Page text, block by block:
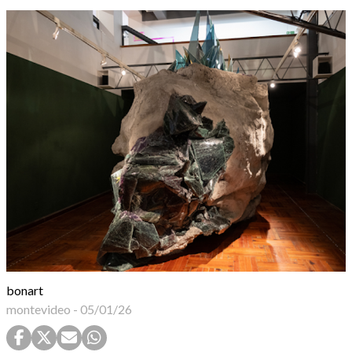
bonart
montevideo - 05/01/26